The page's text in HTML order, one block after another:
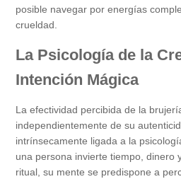
posible navegar por energías
crueldad.
La Psicología de la
Intención Mágica
La efectividad percibida de la
independientemente de su
intrínsecamente ligada a la
una persona invierte tiempo, dinero
ritual, su mente se predispone a